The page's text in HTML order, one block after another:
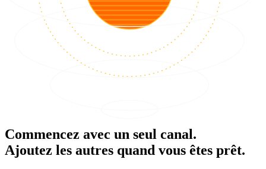
Commencez avec un seul canal.
Ajoutez les autres quand vous êtes prêt.